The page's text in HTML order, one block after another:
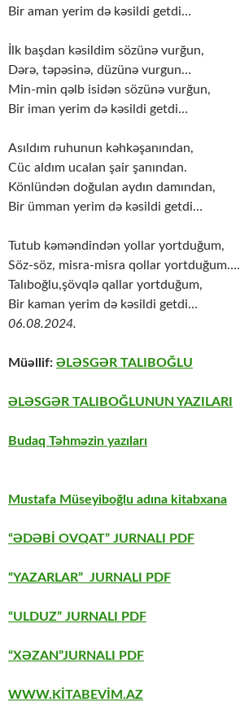
Bir aman yerim də kəsildi getdi…
İlk başdan kəsildim sözünə vurğun,
Dərə, təpəsinə, düzünə vurgun…
Min-min qəlb isidən sözünə vurğun,
Bir iman yerim də kəsildi getdi…
Asıldım ruhunun kəhkəşanından,
Cüc aldım ucalan şair şanından.
Könlündən doğulan aydın damından,
Bir ümman yerim də kəsildi getdi…
Tutub kəməndindən yollar yortduğum,
Söz-söz, misra-misra qollar yortduğum….
Talıboğlu,şövqlə qallar yortduğum,
Bir kaman yerim də kəsildi getdi…
06.08.2024.
Müəllif: ƏLƏSGƏR TALIBOĞLU
ƏLƏSGƏR TALIBOĞLUNUN YAZILARI
Budaq Təhməzin yazıları
Mustafa Müseyiboğlu adına kitabxana
“ƏDƏBİ OVQAT” JURNALI PDF
“YAZARLAR” JURNALI PDF
“ULDUZ” JURNALI PDF
“XƏZAN”JURNALI PDF
WWW.KİTABEVİM.AZ